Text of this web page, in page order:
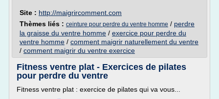
Site : http://maigrircomment.com
Thèmes liés : ceinture pour perdre du ventre homme / perdre
la graisse du ventre homme / exercice pour perdre du
ventre homme / comment maigrir naturellement du ventre
/ comment maigrir du ventre exercice
Fitness ventre plat - Exercices de pilates
pour perdre du ventre
Fitness ventre plat : exercice de pilates qui va vous...